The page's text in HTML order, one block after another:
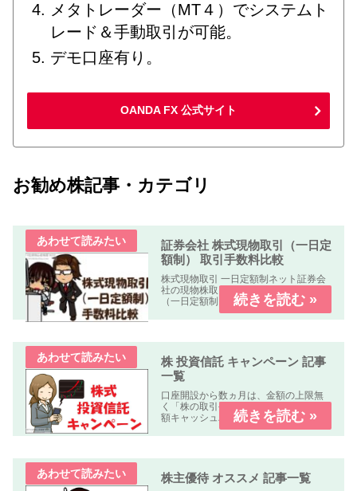
メタトレーダー（MT４）でシステムト
レード＆手動取引が可能。
デモ口座有り。
OANDA FX 公式サイト
お勧め株記事・カテゴリ
証券会社 株式現物取引（一日定
額制） 取引手数料比較
株式現物取引 一日定額制ネット証券会
社の現物株取引の「株式手数料比較表
（一日定額制）」を作成しました。何
れの業者も「パソコン、スマートフォ
株 投資信託 キャンペーン 記事
一覧
口座開設から数ヵ月は、金額の上限無
く「株の取引手数料が無料」又は「全
額キャッシュバック」のキャンペーン
中心に掲載しています。
株主優待 オススメ 記事一覧